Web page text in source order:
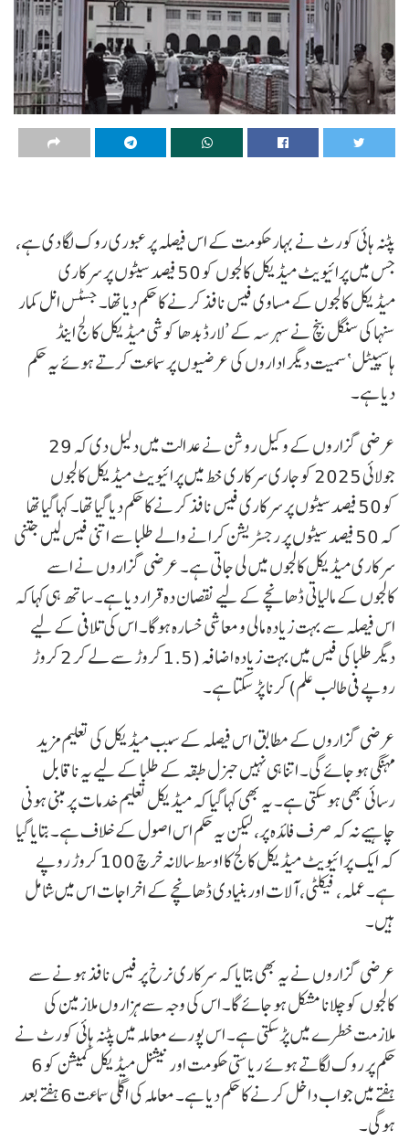
پٹنہ ہائی کورٹ نے بہار حکومت کے اس فیصلہ پر عبوری روک لگا دی ہے،
جس میں پرائیویٹ میڈیکل کالجوں کو 50 فیصد سیٹوں پر سرکاری
میڈیکل کالجوں کے مساوی فیس نافذ کرنے کا حکم دیا تھا۔ جسٹس انل کمار
سنہا کی سنگل بنچ نے سہرسہ کے ’لارڈ بدھا کوشی میڈیکل کالج اینڈ
ہاسپیٹل‘ سمیت دیگر اداروں کی عرضیوں پر سماعت کرتے ہوئے یہ حکم
دیا ہے۔
عرضی گزاروں کے وکیل روشن نے عدالت میں دلیل دی کہ 29
جولائی 2025 کو جاری سرکاری خط میں پرائیویٹ میڈیکل کالجوں
کو 50 فیصد سیٹوں پر سرکاری فیس نافذ کرنے کا حکم دیا گیا تھا۔ کہا گیا تھا
کہ 50 فیصد سیٹوں پر رجسٹریشن کرانے والے طلبا سے اتنی فیس لیں جتنی
سرکاری میڈیکل کالجوں میں لی جاتی ہے۔ عرضی گزاروں نے اسے
کالجوں کے مالیاتی ڈھانچے کے لیے نقصان دہ قرار دیا ہے۔ ساتھ ہی کہا کہ
اس فیصلہ سے بہت زیادہ مالی و معاشی خسارہ ہوگا۔ اس کی تلافی کے لیے
دیگر طلبا کی فیس میں بہت زیادہ اضافہ (1.5 کروڑ سے لے کر 2 کروڑ
روپے فی طالب علم) کرنا پڑ سکتا ہے۔
عرضی گزاروں کے مطابق اس فیصلہ کے سبب میڈیکل کی تعلیم مزید
مہنگی ہو جائے گی۔ اتنا ہی نہیں جنرل طبقہ کے طلبا کے لیے یہ ناقابل
رسائی بھی ہو سکتی ہے۔ یہ بھی کہا گیا کہ میڈیکل تعلیم خدمات پر مبنی ہونی
چاہیے نہ کہ صرف فائدہ پر، لیکن یہ حکم اس اصول کے خلاف ہے۔ بتایا گیا
کہ ایک پرائیویٹ میڈیکل کالج کا اوسط سالانہ خرچ 100 کروڑ روپے
ہے۔ عملہ، فیکلٹی، آلات اور بنیادی ڈھانچے کے اخراجات اس میں شامل
ہیں۔
عرضی گزاروں نے یہ بھی بتایا کہ سرکاری نرخ پر فیس نافذ ہونے سے
کالجوں کو چلانا مشکل ہو جائے گا۔ اس کی وجہ سے ہزاروں ملازمین کی
ملازمت خطرے میں پڑ سکتی ہے۔ اس پورے معاملہ میں پٹنہ ہائی کورٹ نے
حکم پر روک لگاتے ہوئے ریاستی حکومت اور نیشنل میڈیکل کمیشن کو 6
ہفتے میں جواب داخل کرنے کا حکم دیا ہے۔ معاملہ کی اگلی سماعت 6 ہفتے بعد
ہوگی۔